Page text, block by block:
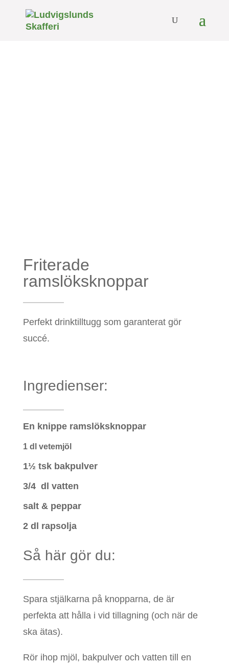
Friterade
ramslöksknoppar
Perfekt drinktilltugg som garanterat gör
succé.
Ingredienser:
En knippe ramslöksknoppar
1 dl vetemjöl
1½ tsk bakpulver
3/4 dl vatten
salt & peppar
2 dl rapsolja
Så här gör du:
Spara stjälkarna på knopparna, de är
perfekta att hålla i vid tillagning (och när de
ska ätas).
Rör ihop mjöl, bakpulver och vatten till en